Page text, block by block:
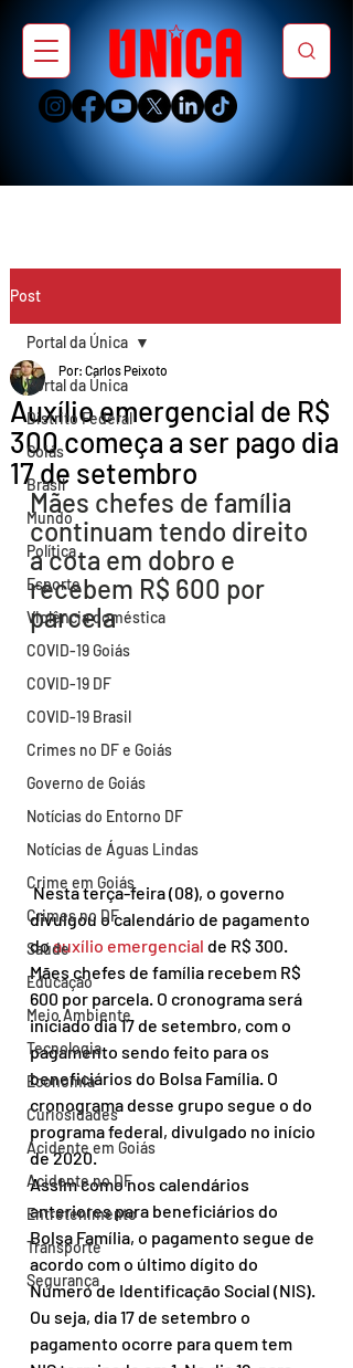
Post
Portal da Única
Distrito Federal
Goiás
Brasil
Mundo
Política
Esporte
Violência doméstica
COVID-19 Goiás
COVID-19 DF
COVID-19 Brasil
Crimes no DF e Goiás
Governo de Goiás
Notícias do Entorno DF
Notícias de Águas Lindas
Crime em Goiás
Crimes no DF
Saúde
Educação
Meio Ambiente
Tecnologia
Economia
Curiosidades
Acidente em Goiás
Acidente no DF
Entretenimento
Transporte
Segurança
Portal da Única
Auxílio emergencial de R$
300 começa a ser pago dia
17 de setembro
Por: Carlos Peixoto
Mães chefes de família
continuam tendo direito
a cota em dobro e
recebem R$ 600 por
parcela
Nesta terça-feira (08), o governo
divulgou o calendário de pagamento
do auxílio emergencial de R$ 300.
Mães chefes de família recebem R$
600 por parcela. O cronograma será
iniciado dia 17 de setembro, com o
pagamento sendo feito para os
beneficiários do Bolsa Família. O
cronograma desse grupo segue o do
programa federal, divulgado no início
de 2020.
Assim como nos calendários
anteriores para beneficiários do
Bolsa Família, o pagamento segue de
acordo com o último dígito do
Número de Identificação Social (NIS).
Ou seja, dia 17 de setembro o
pagamento ocorre para quem tem